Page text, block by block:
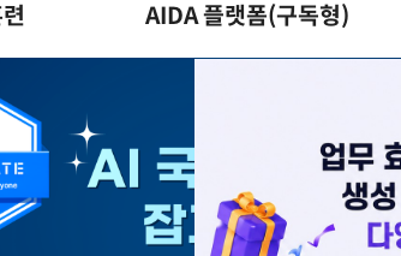
AIDA 플랫폼(구독형)